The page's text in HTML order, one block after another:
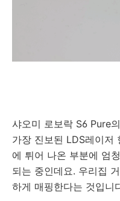
샤오미 로보락 S6 Pure
가장 진보된 LDS레이저
에 튀어 나온 부분에 엄
되는 중인데요. 우리집
하게 매핑한다는 것입니